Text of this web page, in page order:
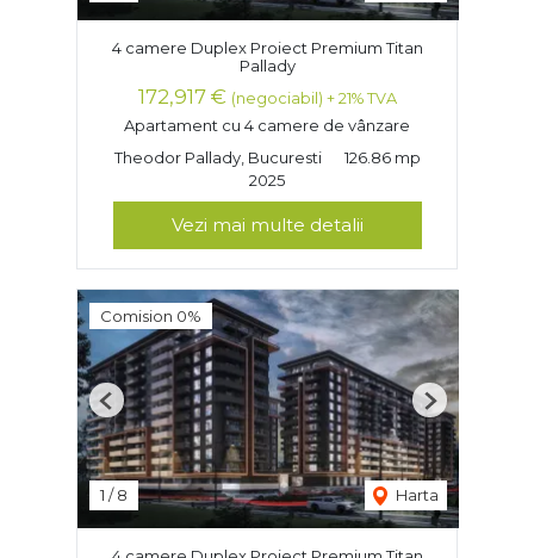
4 camere Duplex Proiect Premium Titan
Pallady
172,917 € (negociabil) + 21% TVA
Apartament cu 4 camere de vânzare
Theodor Pallady, Bucuresti
126.86 mp
2025
Vezi mai multe detalii
Comision 0%
1 /8 Harta
Previous Next